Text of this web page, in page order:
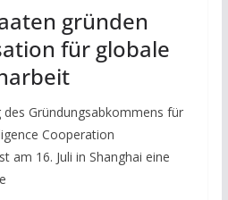
gründen
für globale
Gründungsabkommens für
Cooperation
am 16. Juli in Shanghai eine